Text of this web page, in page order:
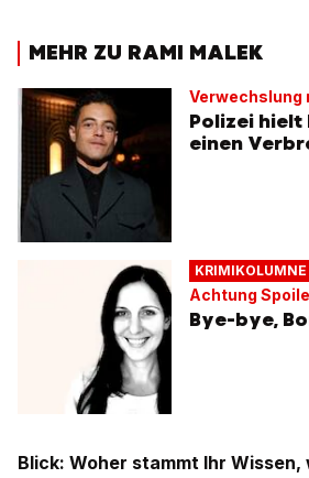
MEHR ZU RAMI MALEK
Verwechslung
Polizei hielt
einen
KRIMIKOLUMNE
Achtung
Bye-bye,
Blick: Woher stammt Ihr Wissen,